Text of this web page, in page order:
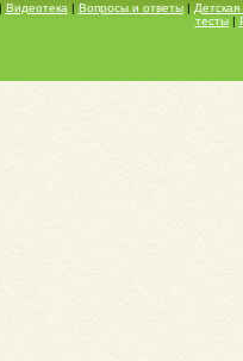
Видеотека | Вопросы и ответы|
тесты|